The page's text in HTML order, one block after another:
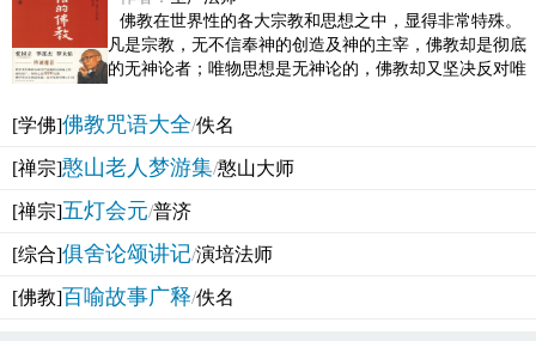
佛教在世界性的各大宗教和思想之中，显得非常特殊。
凡是宗教，无不信奉神的创造及神的主宰，佛教却是彻底
的无神论者；唯物思想是无神论的，佛教却又坚决反对唯
[学佛]佛教咒语大全/佚名
[禅宗]憨山老人梦游集/憨山大师
[禅宗]五灯会元/普济
[综合]俱舍论颂讲记/演培法师
[佛教]百喻故事广释/佚名